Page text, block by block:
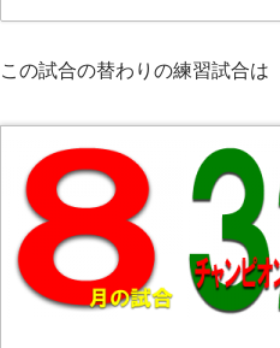
この試合の替わりの練習試合は